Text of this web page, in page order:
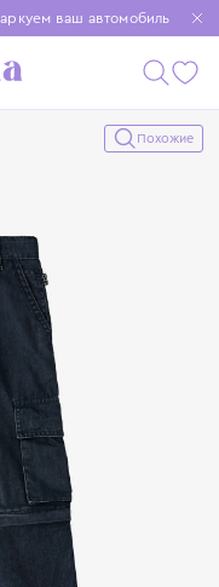
ваш автомобиль
от 15 000 ₽
были еще удобнее
Похожие